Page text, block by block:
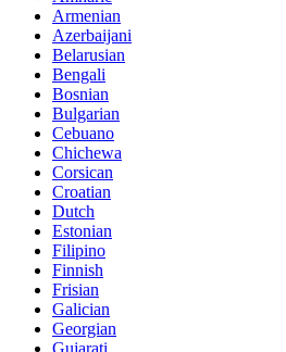
Armenian
Azerbaijani
Belarusian
Bengali
Bosnian
Bulgarian
Cebuano
Chichewa
Corsican
Croatian
Dutch
Estonian
Filipino
Finnish
Frisian
Galician
Georgian